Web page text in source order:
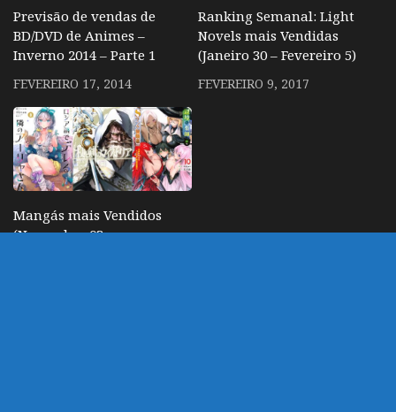
Previsão de vendas de
BD/DVD de Animes –
Inverno 2014 – Parte 1
FEVEREIRO 17, 2014
Ranking Semanal: Light
Novels mais Vendidas
(Janeiro 30 – Fevereiro 5)
FEVEREIRO 9, 2017
Mangás mais Vendidos
(Novembro 03 –